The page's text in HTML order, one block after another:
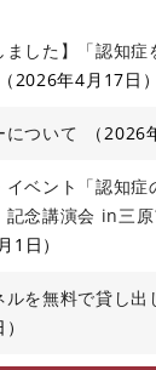
ました】「認知症
2026年4月17日
について 2026
イベント「認知症
記念講演会 in三
1日
を無料で貸し出